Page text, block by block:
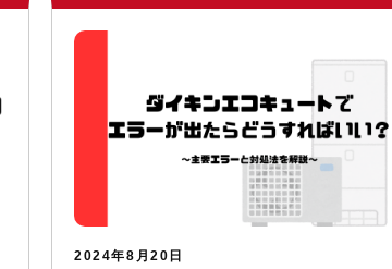
2024年8月20日